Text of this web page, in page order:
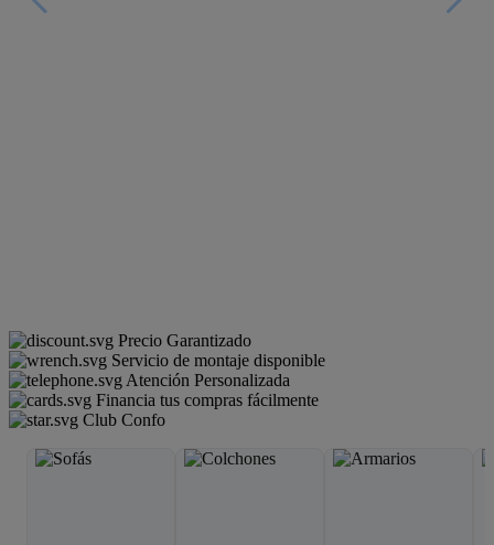
Precio Garantizado
Servicio de montaje disponible
Atención Personalizada
Financia tus compras fácilmente
Club Confo